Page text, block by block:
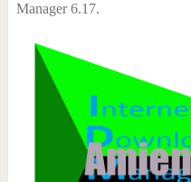
Manager 6.17.